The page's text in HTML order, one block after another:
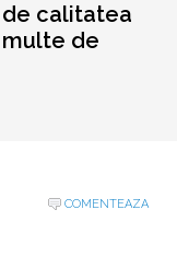
calitatea
de
COMENTEAZA